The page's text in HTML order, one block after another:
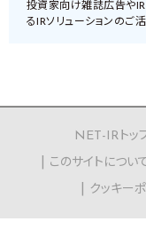
投資家向け雑誌広告やIR
るIRソリューションのご
NET-IRトッ
このサイトについて
クッキー